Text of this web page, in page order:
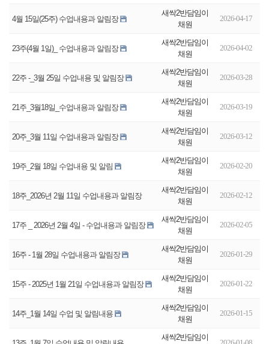
4월 15일(25주) 수업내용과 알림장
새싹2반담임이
채원
2026-04-17
23주(4월 1일)_ 수업내용과 알림장
새싹2반담임이
채원
2026-04-02
22주 -_3월 25일 수업내용 및 알림장
새싹2반담임이
채원
2026-03-28
21주_3월18일_수업내용과 알림장
새싹2반담임이
채원
2026-03-19
20주_3월 11일 수업내용과 알림장
새싹2반담임이
채원
2026-03-12
19주_2월 18일 수업내용 및 알림
새싹2반담임이
채원
2026-02-20
18주_2026년 2월 11일 수업내용과 알림장
새싹2반담임이
채원
2026-02-12
17주 _ 2026년 2월 4일 - 수업내용과 알림장
새싹2반담임이
채원
2026-02-05
16주 - 1월 28일 수업내용과 알림장
새싹2반담임이
채원
2026-01-29
15주 - 2025년 1월 21일 수업내용과 알림장
새싹2반담임이
채원
2026-01-22
14주_1월 14일 수업 및 알림내용
새싹2반담임이
채원
2026-01-15
새싹2반담임이